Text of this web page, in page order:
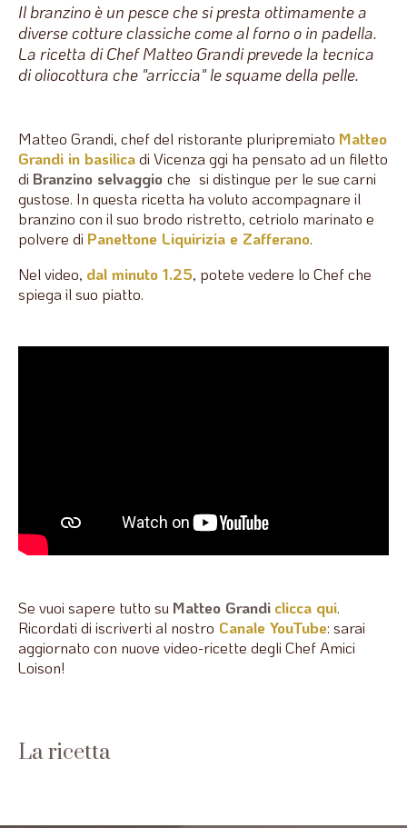
Il branzino è un pesce che si presta ottimamente a
diverse cotture classiche come al forno o in padella.
La ricetta di Chef Matteo Grandi prevede la tecnica
di oliocottura che "arriccia" le squame della pelle.
Matteo Grandi, chef del ristorante pluripremiato Matteo
Grandi in basilicadi Vicenza ggi ha pensato ad un filetto
di Branzino selvaggio che si distingue per le sue carni
gustose. In questa ricetta ha voluto accompagnare il
branzino con il suo brodo ristretto, cetriolo marinato e
polvere di Panettone Liquirizia e Zafferano.
Nel video, dal minuto 1.25, potete vedere lo Chef che
spiega il suo piatto.
Se vuoi sapere tutto su Matteo Grandi clicca qui.
Ricordati di iscriverti al nostro Canale YouTube: sarai
aggiornato con nuove video-ricette degli Chef Amici
Loison!
La ricetta